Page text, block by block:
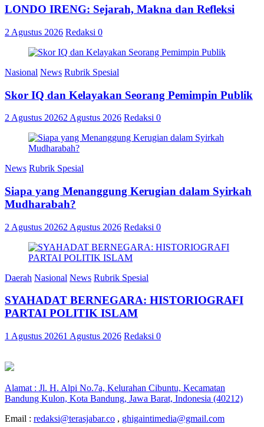
LONDO IRENG: Sejarah, Makna dan Refleksi
2 Agustus 2026 Redaksi 0
Nasional News Rubrik Spesial
Skor IQ dan Kelayakan Seorang Pemimpin Publik
2 Agustus 20262 Agustus 2026 Redaksi 0
News Rubrik Spesial
Siapa yang Menanggung Kerugian dalam Syirkah
Mudharabah?
2 Agustus 20262 Agustus 2026 Redaksi 0
Daerah Nasional News Rubrik Spesial
SYAHADAT BERNEGARA: HISTORIOGRAFI
PARTAI POLITIK ISLAM
1 Agustus 20261 Agustus 2026 Redaksi 0
Alamat : Jl. H. Alpi No.7a, Kelurahan Cibuntu, Kecamatan
Bandung Kulon, Kota Bandung, Jawa Barat, Indonesia (40212)
Email : redaksi@terasjabar.co , ghigaintimedia@gmail.com